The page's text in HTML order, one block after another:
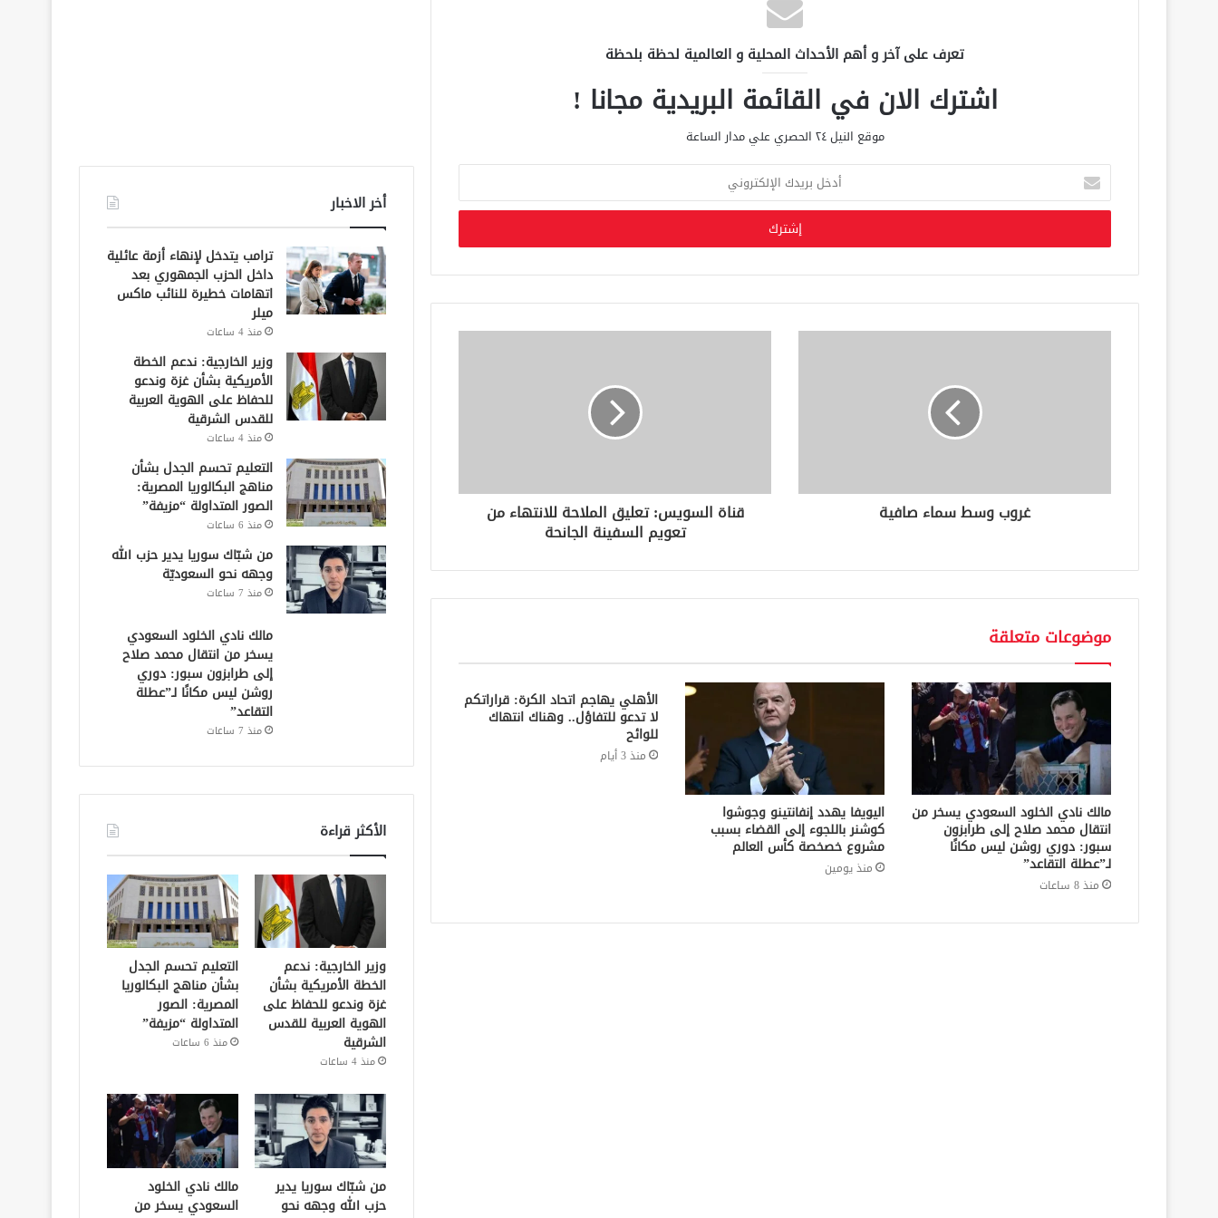
تعرف على آخر و أهم الأحداث المحلية و العالمية لحظة بلحظة
اشترك الان في القائمة البريدية مجانا !
موقع النيل ٢٤ الحصري علي مدار الساعة
خ
ب
د
ك
ن
غروب وسط سماء صافية قناة السويس: تعليق الملاحة للانتهاء من
تعويم السفينة الجانحة
موضوعات متعلقة
مالك نادي الخلود السعودي يسخر من
انتقال محمد صلاح إلى طرابزون
سبور: دوري روشن ليس مكانًا
لـ”عطلة التقاعد”
منذ 8 ساعات
اليويفا يهدد إنفانتينو وجوشوا
كوشنر باللجوء إلى القضاء بسبب
مشروع خصخصة كأس العالم
منذ يومين
الأهلي يهاجم اتحاد الكرة: قراراتكم
لا تدعو للتفاؤل.. وهناك انتهاك
للوائح
منذ 3 أيام
أخر الاخبار
ترامب يتدخل لإنهاء أزمة عائلية
داخل الحزب الجمهوري بعد
اتهامات خطيرة للنائب ماكس
ميلر
منذ 4 ساعات
وزير الخارجية: ندعم الخطة
الأمريكية بشأن غزة وندعو
للحفاظ على الهوية العربية
للقدس الشرقية
منذ 4 ساعات
التعليم تحسم الجدل بشأن
مناهج البكالوريا المصرية:
الصور المتداولة “مزيفة”
منذ 6 ساعات
من شبّاك سوريا يدير حزب الله
وجهه نحو السعوديّة
منذ 7 ساعات
مالك نادي الخلود السعودي
يسخر من انتقال محمد صلاح
إلى طرابزون سبور: دوري
روشن ليس مكانًا لـ”عطلة
التقاعد”
منذ 7 ساعات
الأكثر قراءة
وزير الخارجية: ندعم
الخطة الأمريكية بشأن
غزة وندعو للحفاظ على
الهوية العربية للقدس
الشرقية
منذ 4 ساعات
التعليم تحسم الجدل
بشأن مناهج البكالوريا
المصرية: الصور
المتداولة “مزيفة”
منذ 6 ساعات
من شبّاك سوريا يدير
حزب الله وجهه نحو
مالك نادي الخلود
السعودي يسخر من